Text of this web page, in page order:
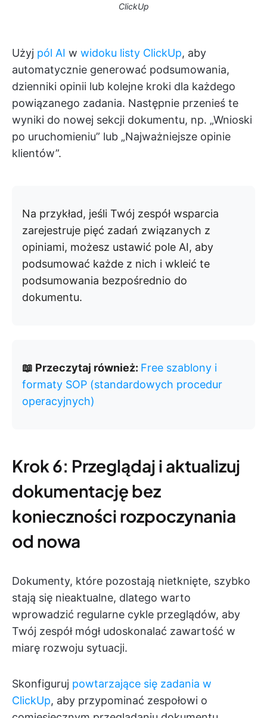
ClickUp
Użyj pól AI w widoku listy ClickUp, aby
automatycznie generować podsumowania,
dzienniki opinii lub kolejne kroki dla każdego
powiązanego zadania. Następnie przenieś te
wyniki do nowej sekcji dokumentu, np. „Wnioski
po uruchomieniu” lub „Najważniejsze opinie
klientów”.
Na przykład, jeśli Twój zespół wsparcia
zarejestruje pięć zadań związanych z
opiniami, możesz ustawić pole AI, aby
podsumować każde z nich i wkleić te
podsumowania bezpośrednio do
dokumentu.
📖 Przeczytaj również: Free szablony i
formaty SOP (standardowych procedur
operacyjnych)
Krok 6: Przeglądaj i aktualizuj
dokumentację bez
konieczności rozpoczynania
od nowa
Dokumenty, które pozostają nietknięte, szybko
stają się nieaktualne, dlatego warto
wprowadzić regularne cykle przeglądów, aby
Twój zespół mógł udoskonalać zawartość w
miarę rozwoju sytuacji.
Skonfiguruj powtarzające się zadania w
ClickUp, aby przypominać zespołowi o